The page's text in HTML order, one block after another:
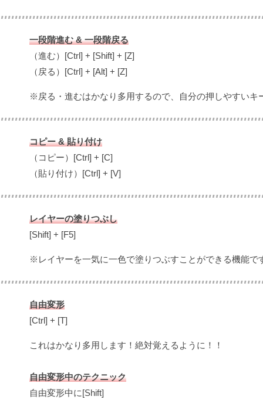
一段階進む & 一段階戻る
（進む）[Ctrl] + [Shift] + [Z]
（戻る）[Ctrl] + [Alt] + [Z]
※戻る・進むはかなり多用するので、自分の押しやすいキ
コピー & 貼り付け
（コピー）[Ctrl] + [C]
（貼り付け）[Ctrl] + [V]
レイヤーの塗りつぶし
[Shift] + [F5]
※レイヤーを一気に一色で塗りつぶすことができる機能で
自由変形
[Ctrl] + [T]
これはかなり多用します！絶対覚えるように！！
自由変形中のテクニック
自由変形中に[Shift]